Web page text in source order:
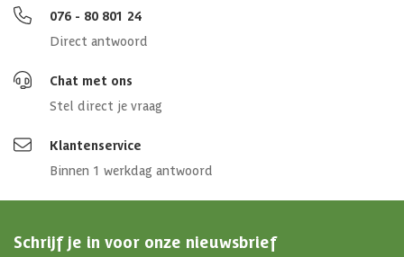
076 - 80 801 24
Direct antwoord
Chat met ons
Stel direct je vraag
Klantenservice
Binnen 1 werkdag antwoord
Schrijf je in voor onze nieuwsbrief